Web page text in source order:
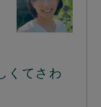
くてさわ